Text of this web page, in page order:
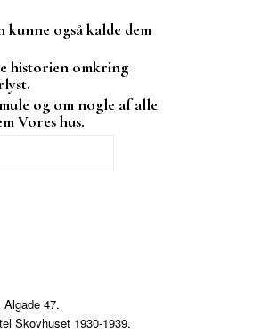
også kalde dem
historien omkring
og om nogle af alle
Vores hus.
Algade 47.
Skovhuset 1930-1939.